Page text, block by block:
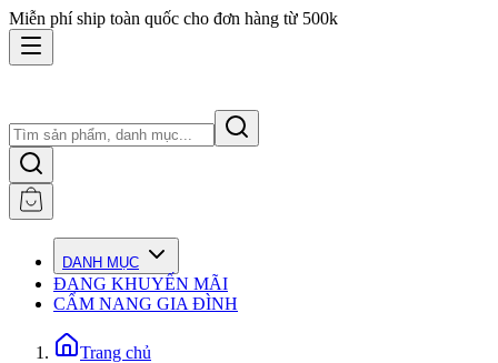
Miễn phí ship toàn quốc cho đơn hàng từ 500k
DANH MỤC
ĐANG KHUYẾN MÃI
CẨM NANG GIA ĐÌNH
Trang chủ